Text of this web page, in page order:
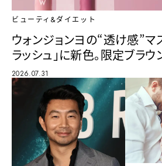
ビューティ&ダイエット
ウォンジョンヨの“透け感”マ
ラッシュ」に新色。限定ブラ
2026.07.31